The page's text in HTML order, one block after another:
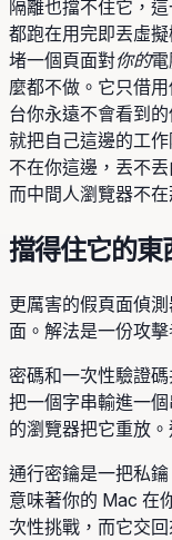
隔離也擋不住它，
都跑在用完即丟虛
堵一個頁面對你的
麼都不做。它只借
台你永遠不會看到
就把自己這邊的工
不在你這邊，丟不
而中間人瀏覽器不在
擋得住它的東
更厲害的假頁面偵
面。解法是一份攻
密碼和一次性驗證
把一個字串輸進一
的瀏覽器把它重放
通行密鑰是一把私
意味著你的 Mac 在
次性挑戰，而它交